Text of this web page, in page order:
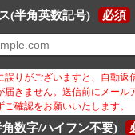
(半角英数記号) 必須
誤りがございますと、自動返
届きません。送信前にメール
確認をお願いいたします。
数字/ハイフン不要)